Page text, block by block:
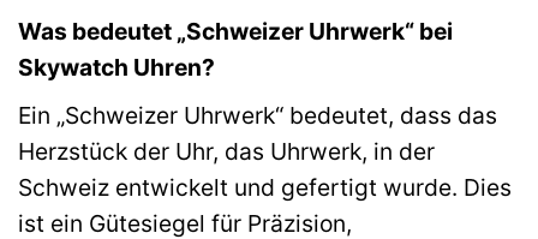
Was bedeutet „Schweizer Uhrwerk“ bei
Skywatch Uhren?
Ein „Schweizer Uhrwerk“ bedeutet, dass das
Herzstück der Uhr, das Uhrwerk, in der
Schweiz entwickelt und gefertigt wurde. Dies
ist ein Gütesiegel für Präzision,